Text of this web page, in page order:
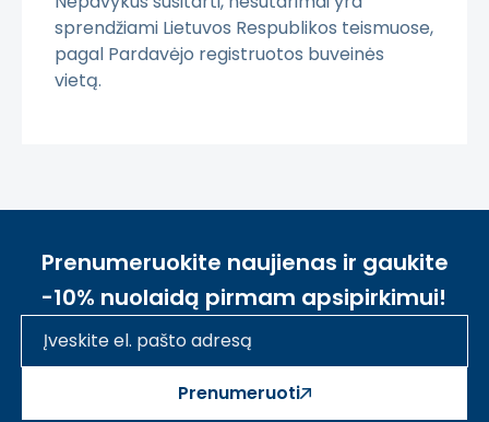
sprendžiami Lietuvos Respublikos teismuose,
pagal Pardavėjo registruotos buveinės
vietą.
Prenumeruokite naujienas ir gaukite
-10% nuolaidą pirmam apsipirkimui!
Prenumeruoti